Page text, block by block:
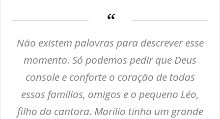
Não existem palavras para descrever esse
momento. Só podemos pedir que Deus
console e conforte o coração de todas
essas famílias, amigos e o pequeno Léo,
filho da cantora. Marília tinha um grande